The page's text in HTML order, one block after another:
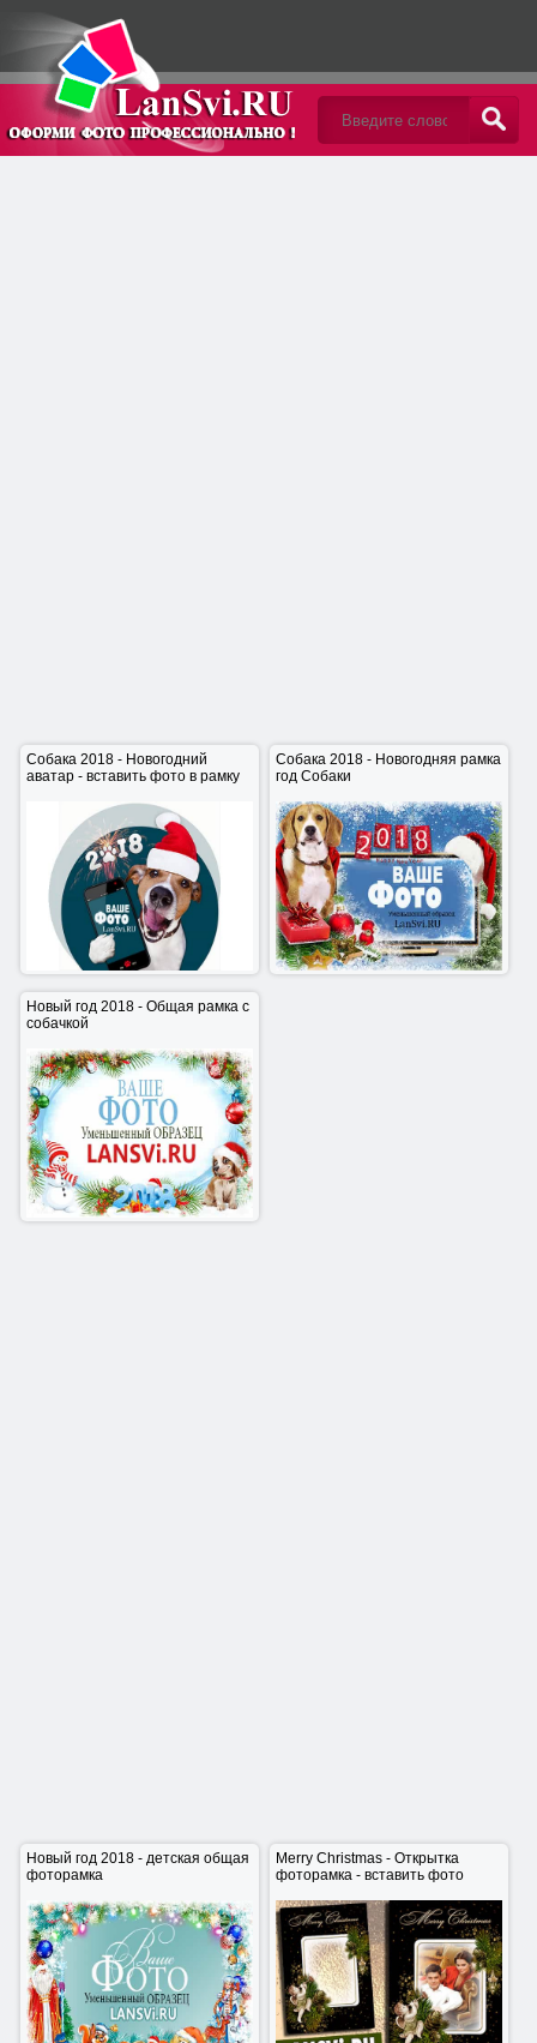
Собака 2018 - Новогодний
аватар - вставить фото в рамку
аватар - вставить фото в рамку
Собака 2018 - Новогодняя рамка
год Собаки
Новый год 2018 - Общая рамка с
собачкой
Новый год 2018 - детская общая
фоторамка
Merry Christmas - Открытка
фоторамка - вставить фото